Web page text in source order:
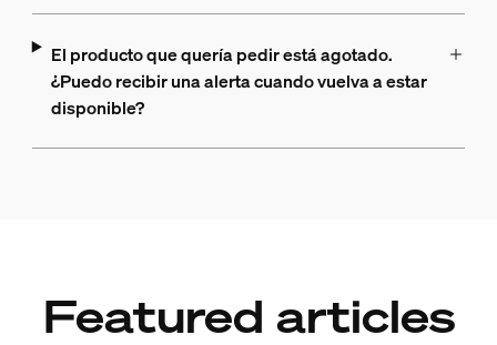
El producto que quería pedir está agotado.
¿Puedo recibir una alerta cuando vuelva a estar
disponible?
Featured articles